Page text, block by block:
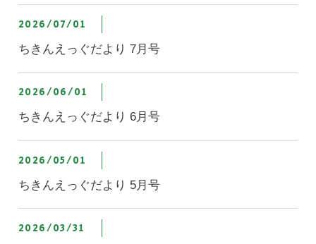
2026/07/01
ちきんえっぐだより 7月号
2026/06/01
ちきんえっぐだより 6月号
2026/05/01
ちきんえっぐだより 5月号
2026/03/31